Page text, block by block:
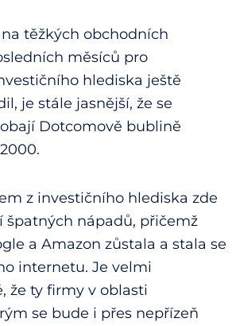
těžkých obchodních
měsíců pro
hlediska ještě
je stále jasnější, že se
Dotcomově bublině
z investičního hlediska zde
špatných nápadů, přičemž
a Amazon zůstala a stala se
internetu. Je velmi
že ty firmy v oblasti
se bude i přes nepřízeň